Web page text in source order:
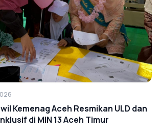
Kemenag Aceh Resmikan ULD dan
di MIN 13 Aceh Timur